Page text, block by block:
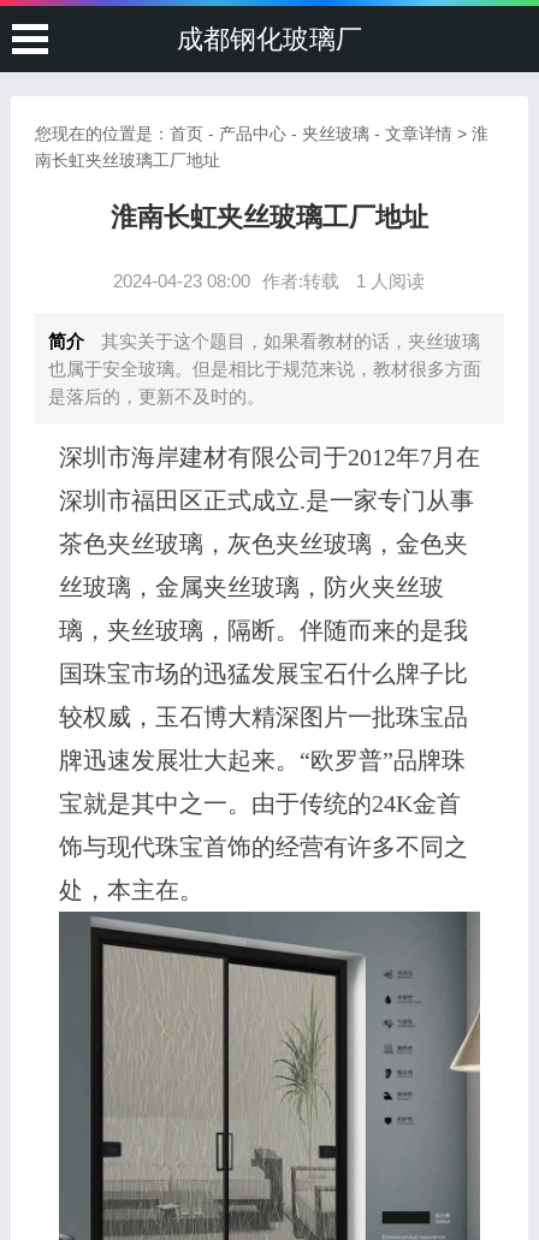
成都钢化玻璃厂
您现在的位置是： 首页- 产品中心- 夹丝玻璃- 文章详情 > 淮
南长虹夹丝玻璃工厂地址
淮南长虹夹丝玻璃工厂地址
2024-04-23 08:00 作者:转载 1 人阅读
简介
其实关于这个题目，如果看教材的话，夹丝玻璃
也属于安全玻璃。但是相比于规范来说，教材很多方面
是落后的，更新不及时的。
深圳市海岸建材有限公司于2012年7月在
深圳市福田区正式成立.是一家专门从事
茶色夹丝玻璃，灰色夹丝玻璃，金色夹
丝玻璃，金属夹丝玻璃，防火夹丝玻
璃，夹丝玻璃，隔断。伴随而来的是我
国珠宝市场的迅猛发展宝石什么牌子比
较权威，玉石博大精深图片一批珠宝品
牌迅速发展壮大起来。“欧罗普”品牌珠
宝就是其中之一。由于传统的24K金首
饰与现代珠宝首饰的经营有许多不同之
处，本主在。